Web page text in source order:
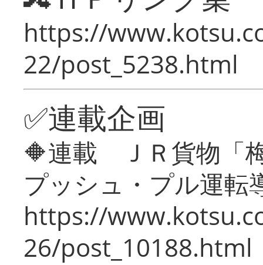
https://
22/post_5238.html
✅連載企画
🔶連載 ＪＲ貨物「
プッシュ・プル運転
https://
26/post_10188.html